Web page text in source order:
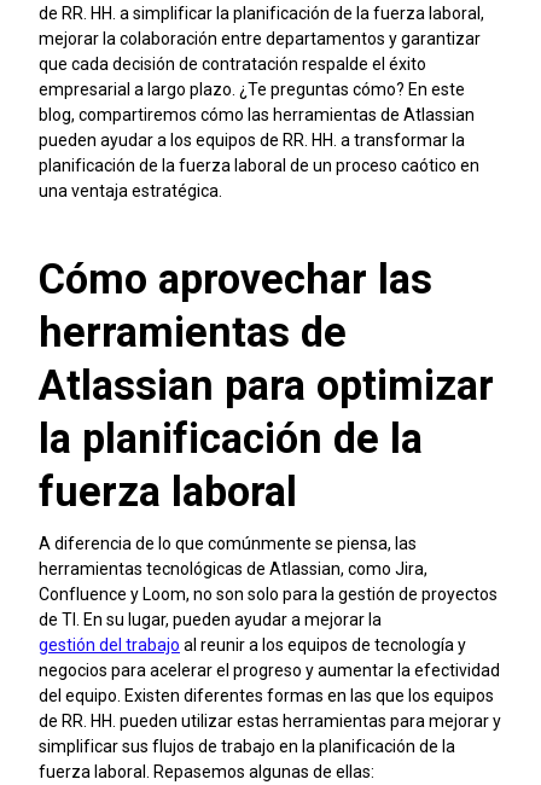
de RR. HH. a simplificar la planificación de la fuerza laboral,
mejorar la colaboración entre departamentos y garantizar
que cada decisión de contratación respalde el éxito
empresarial a largo plazo. ¿Te preguntas cómo? En este
blog, compartiremos cómo las herramientas de Atlassian
pueden ayudar a los equipos de RR. HH. a transformar la
planificación de la fuerza laboral de un proceso caótico en
una ventaja estratégica.
Cómo aprovechar las
herramientas de
Atlassian para optimizar
la planificación de la
fuerza laboral
A diferencia de lo que comúnmente se piensa, las
herramientas tecnológicas de Atlassian, como Jira,
Confluence y Loom, no son solo para la gestión de proyectos
de TI. En su lugar, pueden ayudar a mejorar la
gestión del trabajo al reunir a los equipos de tecnología y
negocios para acelerar el progreso y aumentar la efectividad
del equipo. Existen diferentes formas en las que los equipos
de RR. HH. pueden utilizar estas herramientas para mejorar y
simplificar sus flujos de trabajo en la planificación de la
fuerza laboral. Repasemos algunas de ellas: